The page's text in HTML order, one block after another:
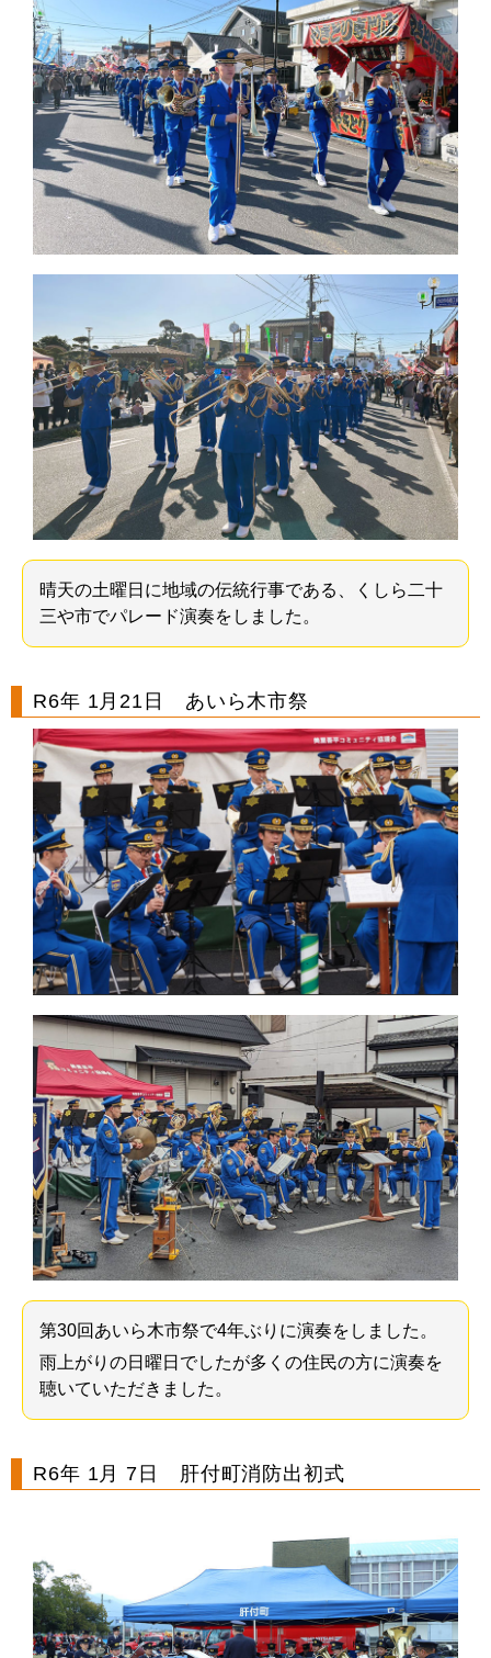
晴天の土曜日に地域の伝統行事である、くしら二十
三や市でパレード演奏をしました。
R6年 1月21日 あいら木市祭
第30回あいら木市祭で4年ぶりに演奏をしました。
雨上がりの日曜日でしたが多くの住民の方に演奏を
聴いていただきました。
R6年 1月 7日 肝付町消防出初式